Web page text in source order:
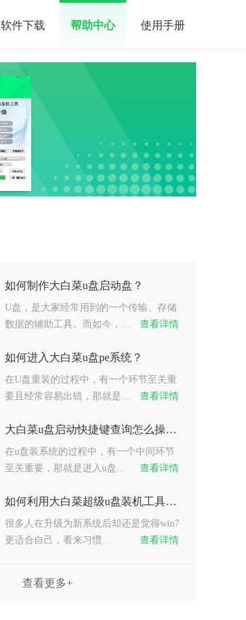
软件下载 帮助中心 使用手册
如何制作大白菜u盘启动盘？
U盘，是大家经常用到的一个传输、存储
数据的辅助工具。而如今，…
查看详情
如何进入大白菜u盘pe系统？
在U盘重装的过程中，有一个环节至关重
要且经常容易出错，那就是…
查看详情
大白菜u盘启动快捷键查询怎么操作？
在u盘装系统的过程中，有一个中间环节
至关重要，那就是进入u盘…
查看详情
如何利用大白菜超级u盘装机工具重装系统win7？
很多人在升级为新系统后却还是觉得win7
更适合自己，看来习惯…
查看详情
查看更多+